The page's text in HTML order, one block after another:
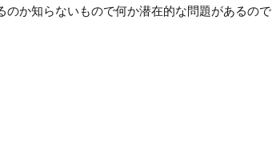
か知らないもので何か潜在的な問題があるので